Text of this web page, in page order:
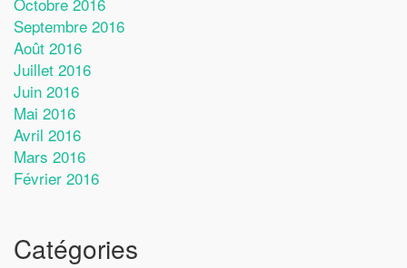
Septembre 2016
Août 2016
Juillet 2016
Juin 2016
Mai 2016
Avril 2016
Mars 2016
Février 2016
Catégories